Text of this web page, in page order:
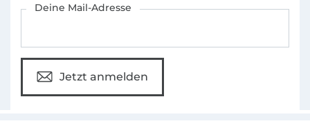
Deine Mail-Adresse
Jetzt anmelden